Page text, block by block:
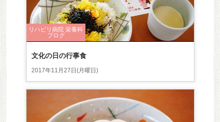
リハビリ病院 栄養科
ブログ
文化の日の行事食
2017年11月27日(月曜日)